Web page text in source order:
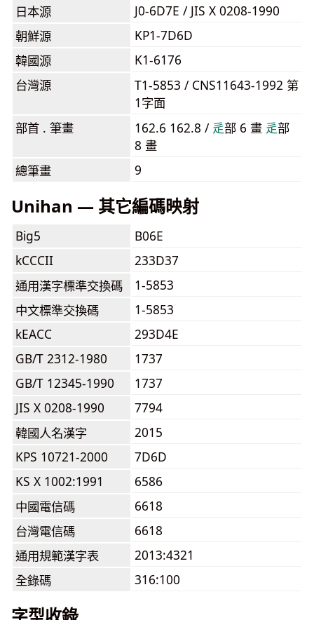
日本源
J0-6D7E / JIS X 0208-1990
朝鮮源
KP1-7D6D
韓國源
K1-6176
台灣源
T1-5853 / CNS11643-1992 第
1字面
部首 . 筆畫
162.6 162.8 / ⾡部 6 畫 ⾡部
8 畫
總筆畫
9
Unihan — 其它編碼映射
Big5
B06E
kCCCII
233D37
通用漢字標準交換碼
1-5853
中文標準交換碼
1-5853
kEACC
293D4E
GB/T 2312-1980
1737
GB/T 12345-1990
1737
JIS X 0208-1990
7794
韓國人名漢字
2015
KPS 10721-2000
7D6D
KS X 1002:1991
6586
中國電信碼
6618
台灣電信碼
6618
通用規範漢字表
2013:4321
全錄碼
316:100